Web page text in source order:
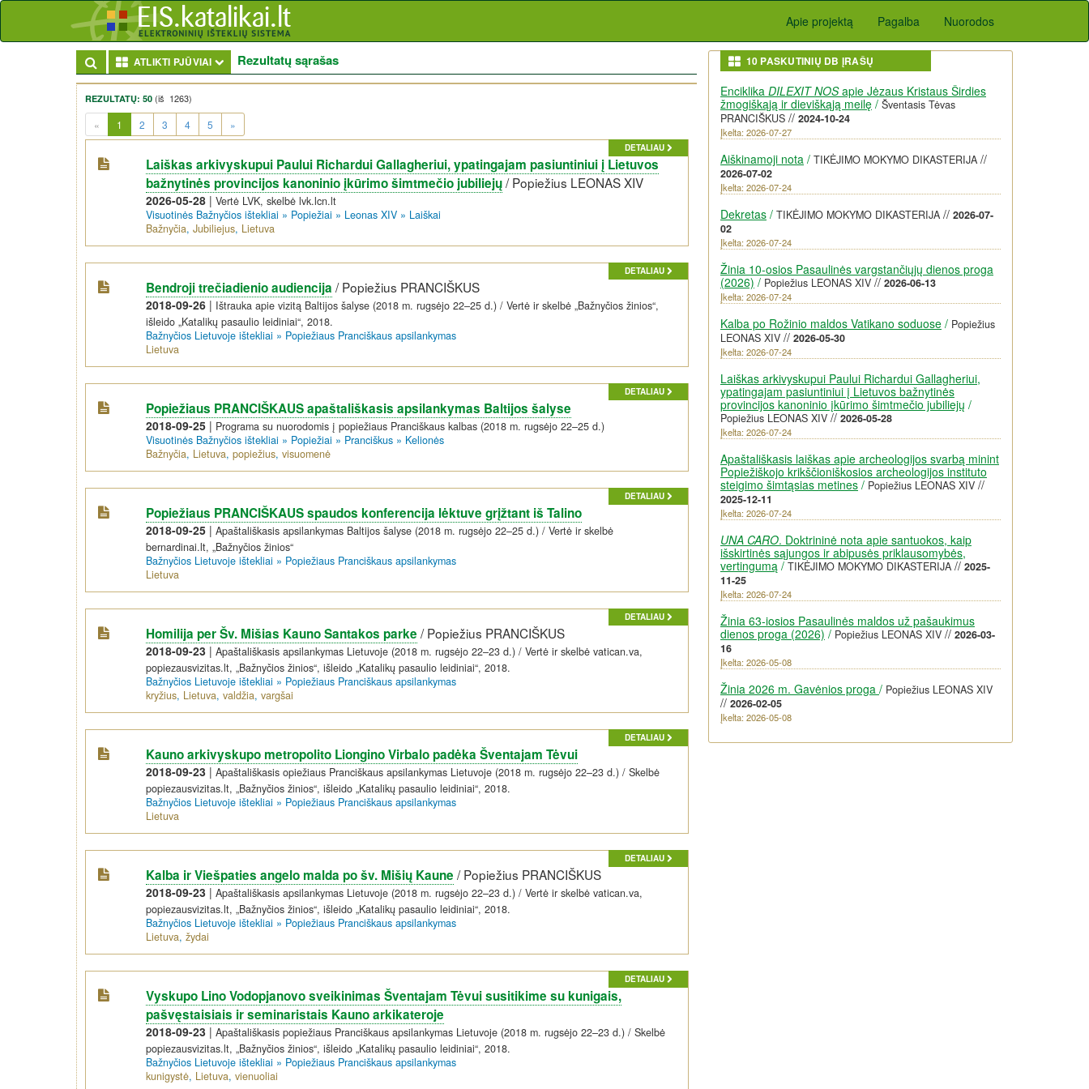
Apie projektą Pagalba Nuorodos
ATLIKTI PJŪVIAI Toggle Dropdown
Rezultatų sąrašas
REZULTATŲ: 50 (iš 1263)
« 1 (current)
2 3 4 5 »
DETALIAU
Laiškas arkivyskupui Paului Richardui Gallagheriui, ypatingajam pasiuntiniui į Lietuvos
bažnytinės provincijos kanoninio įkūrimo šimtmečio jubiliejų/Popiežius LEONAS XIV
2026-05-28 |Vertė LVK, skelbė lvk.lcn.lt
Visuotinės Bažnyčios ištekliai » Popiežiai » Leonas XIV » Laiškai
Bažnyčia,Jubiliejus, Lietuva
DETALIAU
Bendroji trečiadienio audiencija /Popiežius PRANCIŠKUS
2018-09-26 | Ištrauka apie vizitą Baltijos šalyse (2018 m. rugsėjo 22–25 d.) / Vertė ir skelbė „Bažnyčios žinios“,
išleido „Katalikų pasaulio leidiniai“, 2018.
Bažnyčios Lietuvoje ištekliai » Popiežiaus Pranciškaus apsilankymas
Lietuva
DETALIAU
Popiežiaus PRANCIŠKAUS apaštališkasis apsilankymas Baltijos šalyse
2018-09-25 | Programa su nuorodomis į popiežiaus Pranciškaus kalbas (2018 m. rugsėjo 22–25 d.)
Visuotinės Bažnyčios ištekliai » Popiežiai » Pranciškus » Kelionės
Bažnyčia, Lietuva,popiežius,visuomenė
DETALIAU
Popiežiaus PRANCIŠKAUS spaudos konferencija lėktuve grįžtant iš Talino
2018-09-25 |Apaštališkasis apsilankymas Baltijos šalyse (2018 m. rugsėjo 22–25 d.) / Vertė ir skelbė
bernardinai.lt, „Bažnyčios žinios“
Bažnyčios Lietuvoje ištekliai » Popiežiaus Pranciškaus apsilankymas
Lietuva
DETALIAU
Homilija per Šv. Mišias Kauno Santakos parke /Popiežius PRANCIŠKUS
2018-09-23 |Apaštališkasis apsilankymas Lietuvoje (2018 m. rugsėjo 22–23 d.) / Vertė ir skelbė vatican.va,
popiezausvizitas.lt, „Bažnyčios žinios“, išleido „Katalikų pasaulio leidiniai“, 2018.
Bažnyčios Lietuvoje ištekliai » Popiežiaus Pranciškaus apsilankymas
kryžius, Lietuva,valdžia,vargšai
DETALIAU
Kauno arkivyskupo metropolito Liongino Virbalo padėka Šventajam Tėvui
2018-09-23 |Apaštališkasis opiežiaus Pranciškaus apsilankymas Lietuvoje (2018 m. rugsėjo 22–23 d.) / Skelbė
popiezausvizitas.lt, „Bažnyčios žinios“, išleido „Katalikų pasaulio leidiniai“, 2018.
Bažnyčios Lietuvoje ištekliai » Popiežiaus Pranciškaus apsilankymas
Lietuva
DETALIAU
Kalba ir Viešpaties angelo malda po šv. Mišių Kaune /Popiežius PRANCIŠKUS
2018-09-23 |Apaštališkasis apsilankymas Lietuvoje (2018 m. rugsėjo 22–23 d.) / Vertė ir skelbė vatican.va,
popiezausvizitas.lt, „Bažnyčios žinios“, išleido „Katalikų pasaulio leidiniai“, 2018.
Bažnyčios Lietuvoje ištekliai » Popiežiaus Pranciškaus apsilankymas
Lietuva,žydai
DETALIAU
Vyskupo Lino Vodopjanovo sveikinimas Šventajam Tėvui susitikime su kunigais,
pašvęstaisiais ir seminaristais Kauno arkikateroje
2018-09-23 |Apaštališkasis popiežiaus Pranciškaus apsilankymas Lietuvoje (2018 m. rugsėjo 22–23 d.) / Skelbė
popiezausvizitas.lt, „Bažnyčios žinios“, išleido „Katalikų pasaulio leidiniai“, 2018.
Bažnyčios Lietuvoje ištekliai » Popiežiaus Pranciškaus apsilankymas
kunigystė, Lietuva,vienuoliai
10 PASKUTINIŲ DB ĮRAŠŲ
Enciklika DILEXIT NOSapie Jėzaus Kristaus Širdies
žmogiškąją ir dieviškąją meilę / Šventasis Tėvas
PRANCIŠKUS // 2024-10-24
Įkelta: 2026-07-27
Aiškinamoji nota / TIKĖJIMO MOKYMO DIKASTERIJA //
2026-07-02
Įkelta: 2026-07-24
Dekretas / TIKĖJIMO MOKYMO DIKASTERIJA // 2026-07-
02
Įkelta: 2026-07-24
Žinia 10-osios Pasaulinės vargstančiųjų dienos proga
(2026) / Popiežius LEONAS XIV // 2026-06-13
Įkelta: 2026-07-24
Kalba po Rožinio maldos Vatikano soduose / Popiežius
LEONAS XIV // 2026-05-30
Įkelta: 2026-07-24
Laiškas arkivyskupui Paului Richardui Gallagheriui,
ypatingajam pasiuntiniui į Lietuvos bažnytinės
provincijos kanoninio įkūrimo šimtmečio jubiliejų /
Popiežius LEONAS XIV // 2026-05-28
Įkelta: 2026-07-24
Apaštališkasis laiškas apie archeologijos svarbą minint
Popiežiškojo krikščioniškosios archeologijos instituto
steigimo šimtąsias metines / Popiežius LEONAS XIV //
2025-12-11
Įkelta: 2026-07-24
UNA CARO. Doktrininė nota apie santuokos, kaip
išskirtinės sąjungos ir abipusės priklausomybės,
vertingumą / TIKĖJIMO MOKYMO DIKASTERIJA // 2025-
11-25
Įkelta: 2026-07-24
Žinia 63-iosios Pasaulinės maldos už pašaukimus
dienos proga (2026) / Popiežius LEONAS XIV // 2026-03-
16
Įkelta: 2026-05-08
Žinia 2026 m. Gavėnios proga / Popiežius LEONAS XIV
// 2026-02-05
Įkelta: 2026-05-08